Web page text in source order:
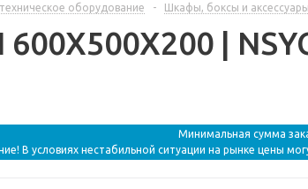
оборудование - Шкафы, боксы и аксессуары
|
Минимальная сумма
В условиях нестабильной ситуации на рынке цены